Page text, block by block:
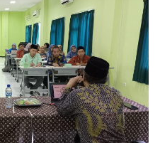
daring pada Kamis
tema
Diri Anak Inklusi” ini
DWP di lingkungan